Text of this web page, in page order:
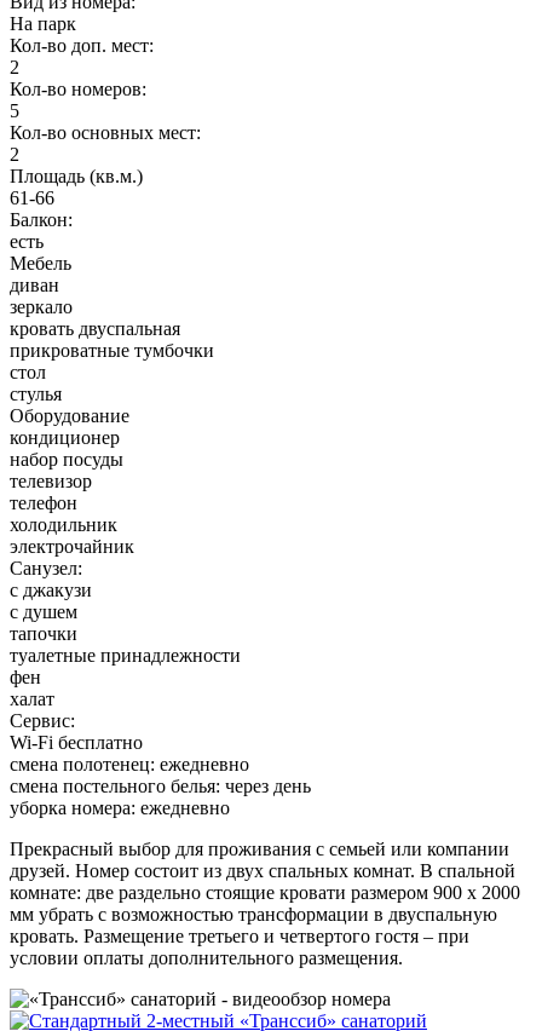
На парк
Кол-во доп. мест:
2
Кол-во номеров:
5
Кол-во основных мест:
2
Площадь (кв.м.)
61-66
Балкон:
есть
Мебель
диван
зеркало
кровать двуспальная
прикроватные тумбочки
стол
стулья
Оборудование
кондиционер
набор посуды
телевизор
телефон
холодильник
электрочайник
Санузел:
с джакузи
с душем
тапочки
туалетные принадлежности
фен
халат
Сервис:
Wi-Fi бесплатно
смена полотенец: ежедневно
смена постельного белья: через день
уборка номера: ежедневно
Прекрасный выбор для проживания с семьей или компании
друзей. Номер состоит из двух спальных комнат. В спальной
комнате: две раздельно стоящие кровати размером 900 х 2000
мм убрать с возможностью трансформации в двуспальную
кровать. Размещение третьего и четвертого гостя – при
условии оплаты дополнительного размещения.